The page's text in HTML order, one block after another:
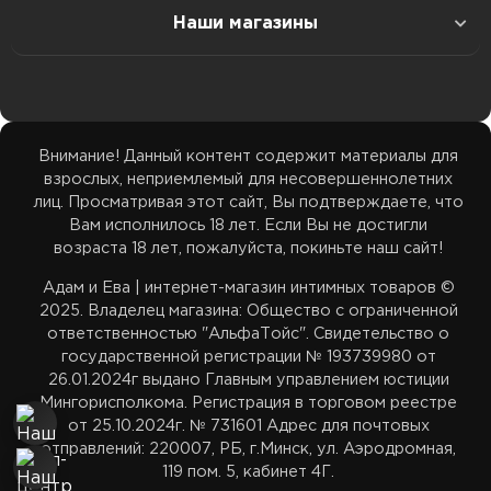
Бренды
Акции
Карта сайта
Доставка в Гомель
Доставка в Брест
Доставка в Витебск
Доставка в Могилев
Белпочта — отслеживание
ТЦ Корона Сити: 33 39 455 35
Наши магазины
ТЦ Замок: пр. Победителей 65 пав. 443, 11:00–22:00
ТЦ Корона Сити: ул. Денисовская 8, 2 этаж, 11:00–
22:00
Внимание! Данный контент содержит материалы для
взрослых, неприемлемый для несовершеннолетних
лиц. Просматривая этот сайт, Вы подтверждаете, что
Вам исполнилось 18 лет. Если Вы не достигли
возраста 18 лет, пожалуйста, покиньте наш сайт!
Адам и Ева | интернет-магазин интимных товаров ©
2025. Владелец магазина: Общество с ограниченной
ответственностью "АльфаТойс". Свидетельство о
государственной регистрации № 193739980 от
26.01.2024г выдано Главным управлением юстиции
Мингорисполкома. Регистрация в торговом реестре
от 25.10.2024г. № 731601 Адрес для почтовых
отправлений: 220007, РБ, г.Минск, ул. Аэродромная,
119 пом. 5, кабинет 4Г.